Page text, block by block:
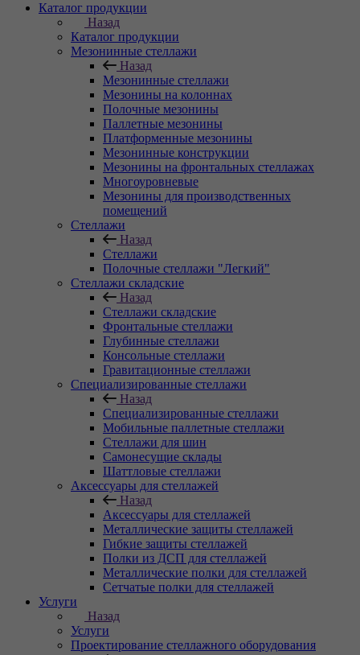
Каталог продукции
Назад
Каталог продукции
Мезонинные стеллажи
Назад
Мезонинные стеллажи
Мезонины на колоннах
Полочные мезонины
Паллетные мезонины
Платформенные мезонины
Мезонинные конструкции
Мезонины на фронтальных стеллажах
Многоуровневые
Мезонины для производственных
помещений
Стеллажи
Назад
Стеллажи
Полочные стеллажи "Легкий"
Стеллажи складские
Назад
Стеллажи складские
Фронтальные стеллажи
Глубинные стеллажи
Консольные стеллажи
Гравитационные стеллажи
Специализированные стеллажи
Назад
Специализированные стеллажи
Мобильные паллетные стеллажи
Стеллажи для шин
Самонесущие склады
Шаттловые стеллажи
Аксессуары для стеллажей
Назад
Аксессуары для стеллажей
Металлические защиты стеллажей
Гибкие защиты стеллажей
Полки из ДСП для стеллажей
Металлические полки для стеллажей
Сетчатые полки для стеллажей
Услуги
Назад
Услуги
Проектирование стеллажного оборудования